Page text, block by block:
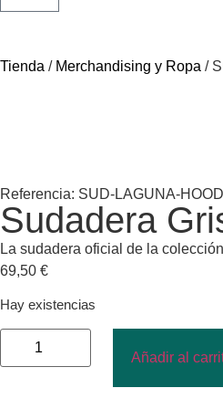
Tienda / Merchandising y Ropa /
Referencia: SUD-LAGUNA-
Sudadera
La sudadera oficial de la
69,50 €
Hay existencias
Añadir al